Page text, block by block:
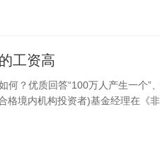
工资高
何？优质回答“100万人产生一个
格境内机构投资者)基金经理在《非